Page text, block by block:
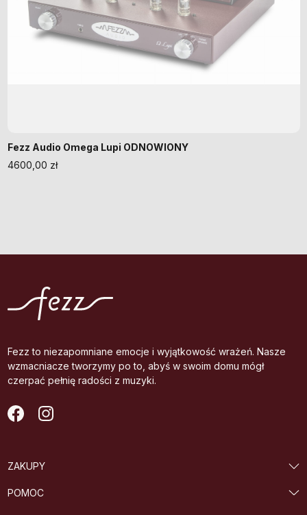
Fezz Audio Omega Lupi ODNOWIONY
4600,00 zł
Fezz to niezapomniane emocje i wyjątkowość wrażeń. Nasze
wzmacniacze tworzymy po to, abyś w swoim domu mógł
czerpać pełnię radości z muzyki.
ZAKUPY
POMOC